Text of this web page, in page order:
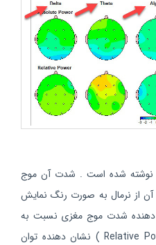
نوشته شده است . شدت آن موج
آن از نرمال به صورت رنگ نمایش
شدت موج مغزی نسبت به
نرمال است. قسمت بعدی ( Relative Power ) نشان دهنده توان